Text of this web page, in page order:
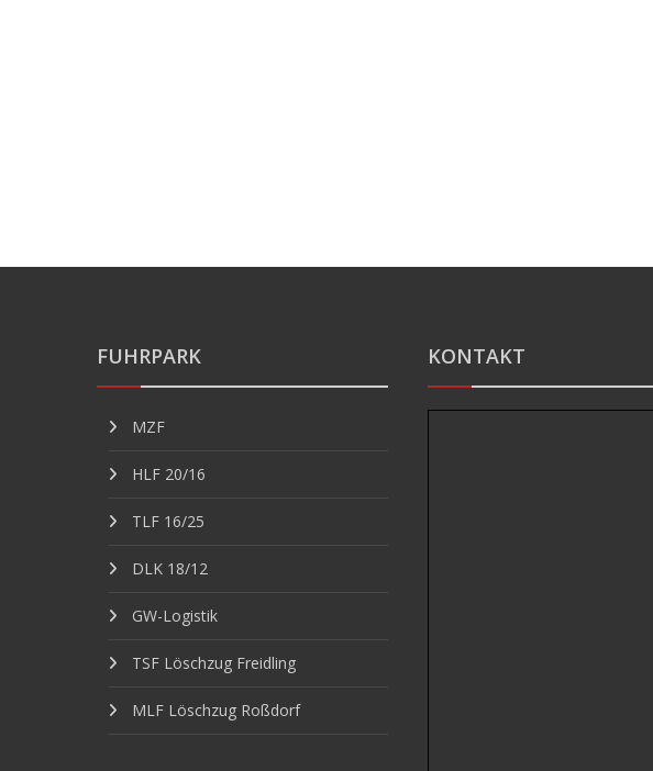
FUHRPARK
MZF
HLF 20/16
TLF 16/25
DLK 18/12
GW-Logistik
TSF Löschzug Freidling
MLF Löschzug Roßdorf
KONTAKT